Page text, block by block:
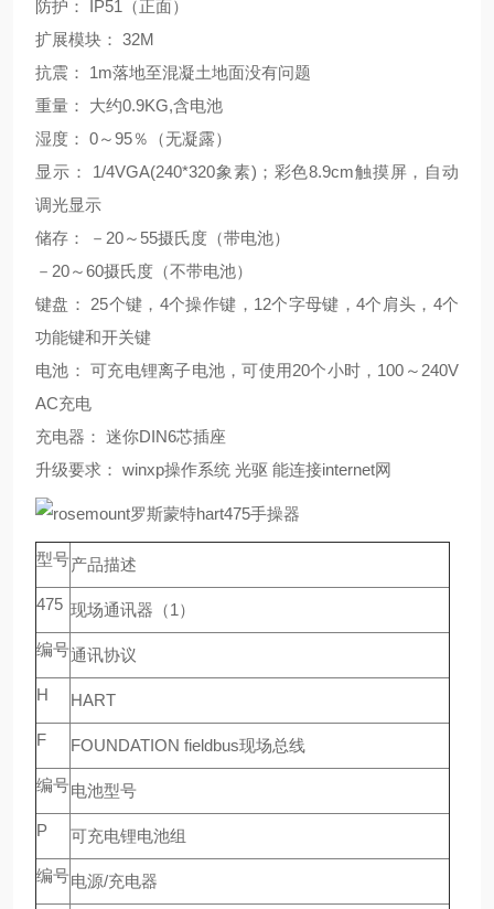
防护： IP51（正面）
扩展模块： 32M
抗震： 1m落地至混凝土地面没有问题
重量： 大约0.9KG,含电池
湿度： 0～95％（无凝露）
显示： 1/4VGA(240*320象素)；彩色8.9cm触摸屏，自动
调光显示
储存： －20～55摄氏度（带电池）
－20～60摄氏度（不带电池）
键盘： 25个键，4个操作键，12个字母键，4个肩头，4个
功能键和开关键
电池： 可充电锂离子电池，可使用20个小时，100～240V
AC充电
充电器： 迷你DIN6芯插座
升级要求： winxp操作系统 光驱 能连接internet网
型号产品描述
475 现场通讯器（1）
编号通讯协议
H HART
F FOUNDATION fieldbus现场总线
编号电池型号
P 可充电锂电池组
编号电源/充电器